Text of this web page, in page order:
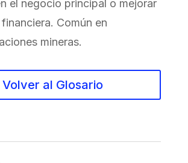
el negocio principal o mejorar
Común en
mineras.
Volver al Glosario